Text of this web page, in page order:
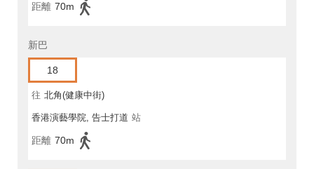
距離 70m
新巴
18
往 北角(健康中街)
香港演藝學院, 告士打道 站
距離 70m